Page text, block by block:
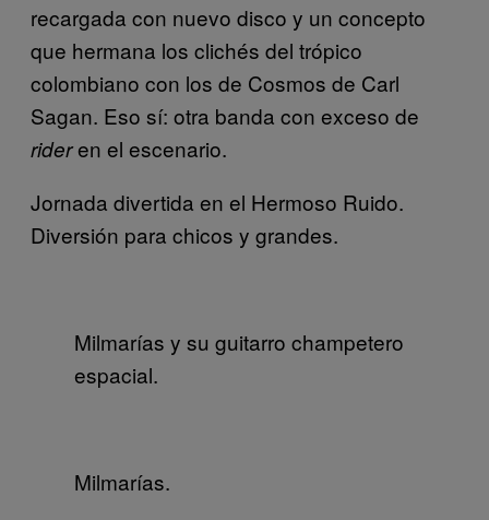
recargada con nuevo disco y un concepto
que hermana los clichés del trópico
colombiano con los de Cosmos de Carl
Sagan. Eso sí: otra banda con exceso de
rideren el escenario.
Jornada divertida en el Hermoso Ruido.
Diversión para chicos y grandes.
Milmarías y su guitarro champetero
espacial.
Milmarías.